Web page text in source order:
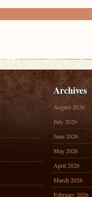
Archives
August 2026
July 2026
June 2026
May 2026
April 2026
March 2026
February 2026